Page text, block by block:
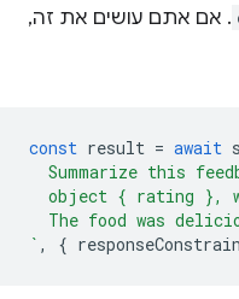
אתם עושים את זה,
const result =
Summarize this
object { rating
The food was
`
{